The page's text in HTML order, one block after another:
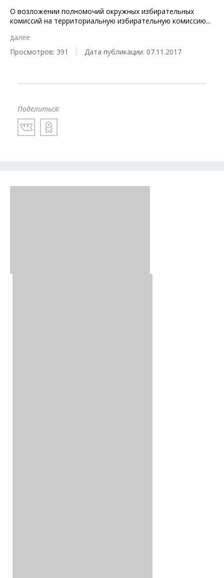
О возложении полномочий окружных избирательных
комиссий на территориальную избирательную комиссию...
далее
Просмотров: 391
Дата публикации: 07.11.2017
Поделиться: